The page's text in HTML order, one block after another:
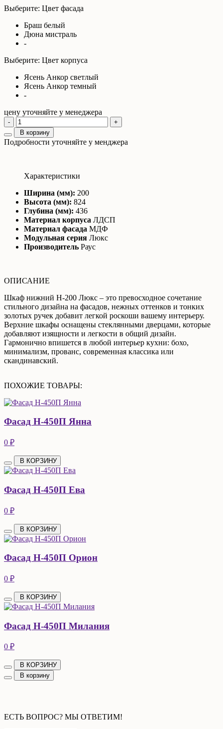
Выберите: Цвет фасада
Браш белый
Дюна мистраль
-
Выберите: Цвет корпуса
Ясень Анкор светлый
Ясень Анкор темный
-
цену уточняйте у менеджера
-
+
В корзину
Подробности уточняйте у менджера
Характеристики
Ширина (мм): 200
Высота (мм): 824
Глубина (мм): 436
Материал корпуса ЛДСП
Материал фасада МДФ
Модульная серия Люкс
Производитель Раус
ОПИСАНИЕ
Шкаф нижний Н-200 Люкс – это превосходное сочетание
стильного дизайна на фасадов, нежных оттенков и тонких
золотых ручек добавит легкой роскоши вашему интерьеру.
Верхние шкафы оснащены стеклянными дверцами, которые
добавляют изящности и легкости в общий дизайн.
Гармонично впишется в любой интерьер кухни: бохо,
минимализм, прованс, современная классика или
скандинавский.
ПОХОЖИЕ ТОВАРЫ:
Фасад Н-450П Янна
0 ₽
В КОРЗИНУ
Фасад Н-450П Ева
0 ₽
В КОРЗИНУ
Фасад Н-450П Орион
0 ₽
В КОРЗИНУ
Фасад Н-450П Милания
0 ₽
В КОРЗИНУ
В корзину
ЕСТЬ ВОПРОС? МЫ ОТВЕТИМ!